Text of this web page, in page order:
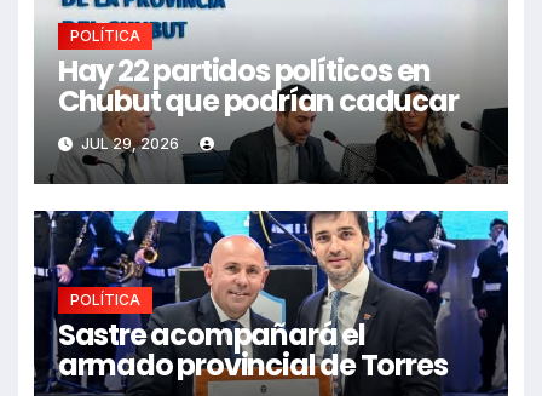
POLÍTICA
Hay 22 partidos políticos en
Chubut que podrían caducar
JUL 29, 2026
POLÍTICA
Sastre acompañará el
armado provincial de Torres